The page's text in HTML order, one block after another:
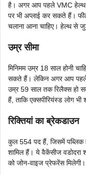
है। अगर आप पहले VMC हेल्थ
पर भी अप्लाई कर सकते हैं।
चलाना आना चाहिए। हेल्थ से
उम्र सीमा
मिनिमम उम्र 18 साल होनी
सकते हैं। लेकिन अगर आप पहले
उम्र 59 साल तक रिलैक्स हो
हैं, ताकि एक्सपीरियंस्ड लोग भी
रिक्तियां का ब्रेकडाउन
कुल 554 पद हैं, जिसमें पब्लिक
शामिल हैं। ये वैकेंसीज
को जोन-वाइज प्रेफरेंस मिलेगी।